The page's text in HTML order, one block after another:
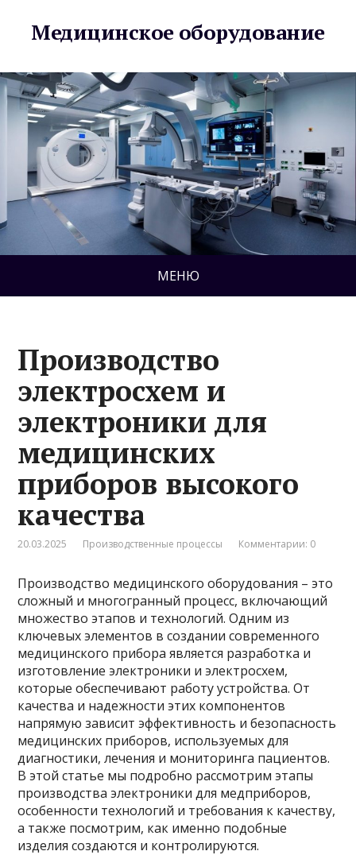
Медицинское оборудование
МЕНЮ
Производство
электросхем и
электроники для
медицинских
приборов высокого
качества
20.03.2025 Производственные процессы Комментарии: 0
Производство медицинского оборудования – это
сложный и многогранный процесс, включающий
множество этапов и технологий. Одним из
ключевых элементов в создании современного
медицинского прибора является разработка и
изготовление электроники и электросхем,
которые обеспечивают работу устройства. От
качества и надежности этих компонентов
напрямую зависит эффективность и безопасность
медицинских приборов, используемых для
диагностики, лечения и мониторинга пациентов.
В этой статье мы подробно рассмотрим этапы
производства электроники для медприборов,
особенности технологий и требования к качеству,
а также посмотрим, как именно подобные
изделия создаются и контролируются.